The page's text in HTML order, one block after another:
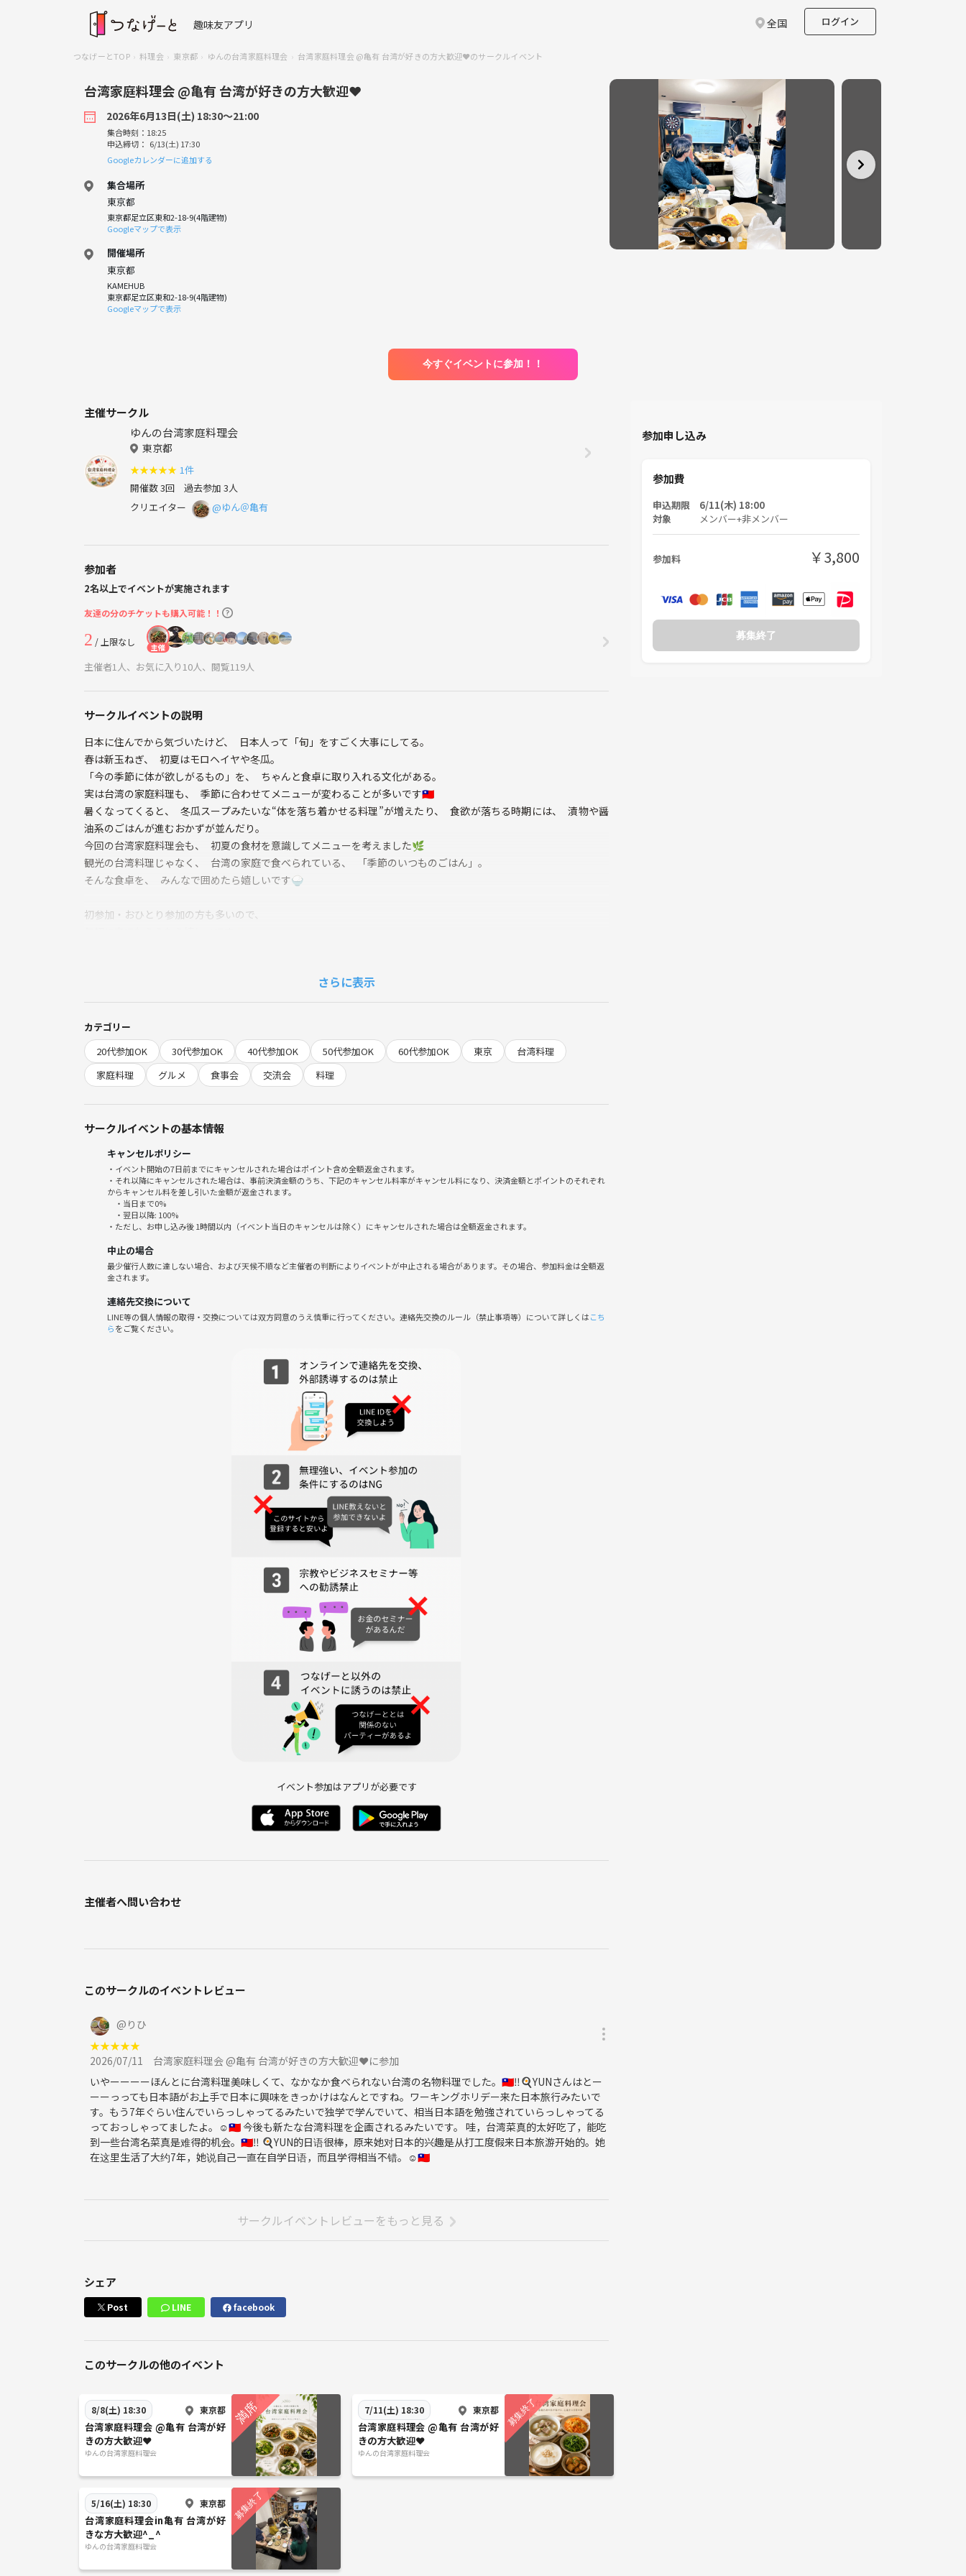
趣味友アプリ 全国 ログイン
つなげーとTOP 料理会 東京都 ゆんの台湾家庭料理会 台湾家庭料理会 @亀有 台湾が好きの方大歓迎❤️のサークルイベント
台湾家庭料理会 @亀有 台湾が好きの方大歓迎❤️
2026年6月13日(土) 18:30〜21:00
集合時刻：18:25
申込締切： 6/13(土) 17:30
Googleカレンダーに追加する
集合場所
東京都
東京都足立区東和2-18-9(4階建物)
Googleマップで表示
開催場所
東京都
KAMEHUB
東京都足立区東和2-18-9(4階建物)
Googleマップで表示
今すぐイベントに参加！！
主催サークル
ゆんの台湾家庭料理会
東京都
★★★★★ 1件
開催数 3回 過去参加 3人
クリエイター
@ゆん＠亀有
参加者
2名以上でイベントが実施されます
友達の分のチケットも購入可能！！
2 / 上限なし 主催
主催者1人、お気に入り10人、閲覧119人
サークルイベントの説明
日本に住んでから気づいたけど、 日本人って「旬」をすごく大事にしてる。
春は新玉ねぎ、 初夏はモロヘイヤや冬瓜。
「今の季節に体が欲しがるもの」を、 ちゃんと食卓に取り入れる文化がある。
実は台湾の家庭料理も、 季節に合わせてメニューが変わることが多いです🇹🇼
暑くなってくると、 冬瓜スープみたいな“体を落ち着かせる料理”が増えたり、 食欲が落ちる時期には、 漬物や醤
油系のごはんが進むおかずが並んだり。
今回の台湾家庭料理会も、 初夏の食材を意識してメニューを考えました🌿
観光の台湾料理じゃなく、 台湾の家庭で食べられている、 「季節のいつものごはん」。
そんな食卓を、 みんなで囲めたら嬉しいです🍚
初参加・おひとり参加の方も多いので、
🍽 今回のメニュー
・きゅうりの漬物入りルーロー
・モロヘイヤのごま油炒め
・玉ねぎと卵の炒め物
・台湾オリーブ（破布子）蒸し魚
・冬瓜とはまぐりのスープ
・豚肉とネギの強火炒め
📅6/13（土）18:30〜21:00
💰参加費：3300
3階まで上がっていただき、そちらで靴を脱いでください。
さらに表示
カテゴリー
20代参加OK
30代参加OK 40代参加OK 50代参加OK 60代参加OK 東京
台湾料理
家庭料理
グルメ 食事会 交流会 料理
サークルイベントの基本情報
キャンセルポリシー
・イベント開始の7日前までにキャンセルされた場合はポイント含め全額返金されます。
・それ以降にキャンセルされた場合は、事前決済金額のうち、下記のキャンセル料率がキャンセル料になり、決済金額とポイントのそれぞれ
からキャンセル料を差し引いた金額が返金されます。
・当日まで0%
・翌日以降: 100%
・ただし、お申し込み後 1時間以内（イベント当日のキャンセルは除く）にキャンセルされた場合は全額返金されます。
中止の場合
最少催行人数に達しない場合、および天候不順など主催者の判断によりイベントが中止される場合があります。その場合、参加料金は全額返
金されます。
連絡先交換について
LINE等の個人情報の取得・交換については双方同意のうえ慎重に行ってください。連絡先交換のルール（禁止事項等）について詳しくはこち
らをご覧ください。
イベント参加はアプリが必要です
主催者へ問い合わせ
このサークルのイベントレビュー
@ りひ
★★★★★
2026/07/11
台湾家庭料理会 @亀有 台湾が好きの方大歓迎❤️に参加
いやーーーーほんとに台湾料理美味しくて、なかなか食べられない台湾の名物料理でした。🇹🇼‼️🍳YUNさんはとー
ーーっっても日本語がお上手で日本に興味をきっかけはなんとですね。ワーキングホリデー来た日本旅行みたいで
す。もう7年ぐらい住んでいらっしゃってるみたいで独学で学んでいて、相当日本語を勉強されていらっしゃってる
っておっしゃってましたよ。☺🇹🇼 今後も新たな台湾料理を企画されるみたいです。 哇，台湾菜真的太好吃了，能吃
到一些台湾名菜真是难得的机会。🇹🇼‼️ ️🍳YUN的日语很棒，原来她对日本的兴趣是从打工度假来日本旅游开始的。她
在这里生活了大约7年，她说自己一直在自学日语，而且学得相当不错。☺🇹🇼
サークルイベントレビューをもっと見る
シェア
Post LINE facebook
このサークルの他のイベント
8/8(土) 18:30 東京都
台湾家庭料理会 @亀有 台湾が好
きの方大歓迎❤️
ゆんの台湾家庭料理会
7/11(土) 18:30 東京都
台湾家庭料理会 @亀有 台湾が好
きの方大歓迎❤️
ゆんの台湾家庭料理会
5/16(土) 18:30 東京都
台湾家庭料理会in亀有 台湾が好
きな方大歓迎^_^
ゆんの台湾家庭料理会
参加申し込み
参加費
申込期限 6/11(木) 18:00
対象 メンバー+非メンバー
参加料 ￥3,800
募集終了